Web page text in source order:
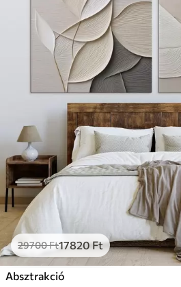
29700Ft17820Ft
Absztrakció